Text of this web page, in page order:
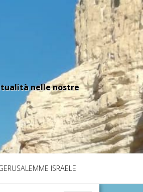
nelle nostre
ISRAELE